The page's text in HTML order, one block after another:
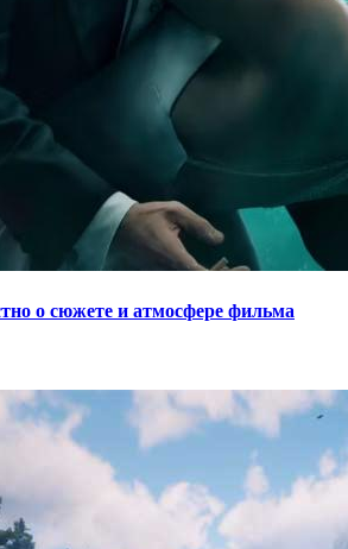
о сюжете и атмосфере фильма